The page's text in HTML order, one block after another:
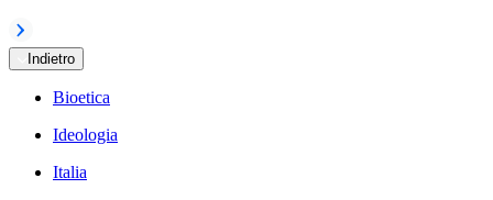
Indietro
Bioetica
Ideologia
Italia